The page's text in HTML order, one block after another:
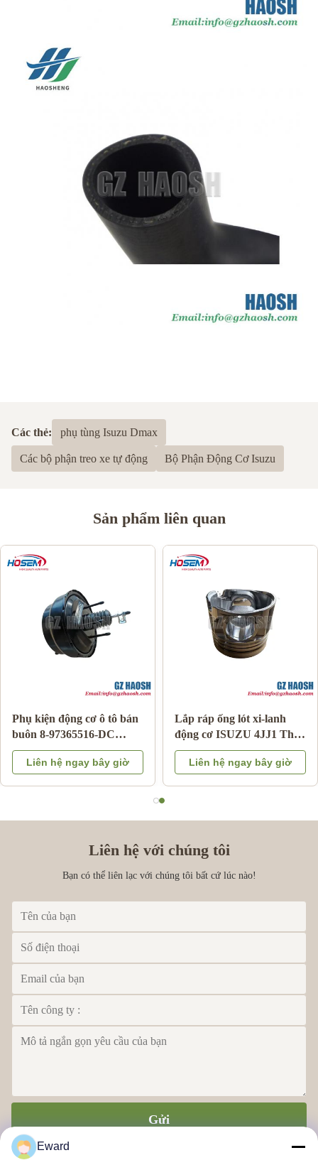
Các thẻ: phụ tùng Isuzu Dmax
Các bộ phận treo xe tự động Bộ Phận Động Cơ Isuzu
Sản phẩm liên quan
Phụ kiện động cơ ô tô bán
buôn 8-97365516-DC
phanh tăng cường cho
Isuzu DMAX 03-06
Liên hệ ngay bây giờ
Lắp ráp ống lót xi-lanh
động cơ ISUZU 4JJ1 Thay
thế OEM Bảo hành 3
tháng
Liên hệ ngay bây giờ
Liên hệ với chúng tôi
Bạn có thể liên lạc với chúng tôi bất cứ lúc nào!
Gửi
Eward